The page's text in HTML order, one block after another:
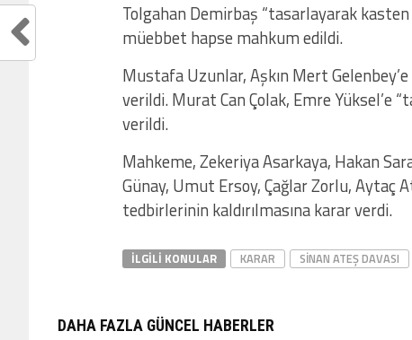
Tolgahan Demirbaş “tasarlayarak
müebbet hapse mahkum edildi.
Mustafa Uzunlar, Aşkın Mert
verildi. Murat Can Çolak, Emre Yüksel’e
verildi.
Mahkeme, Zekeriya Asarkaya, Hakan
Günay, Umut Ersoy, Çağlar Zorlu, Aytaç
tedbirlerinin kaldırılmasına karar verdi.
İLGILI KONULAR KARAR SINAN ATEŞ DAVASI
DAHA FAZLA GÜNCEL HABERLER